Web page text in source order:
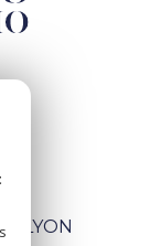
LYON